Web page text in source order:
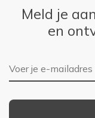
Meld je
en
E-mailadres